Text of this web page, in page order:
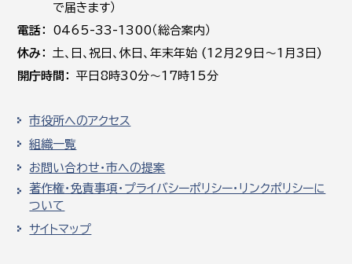
で届きます）
電話
0465-33-1300（総合案内）
休み
土､日､祝日、休日、年末年始 (12月29日～1月3日)
開庁時間
平日8時30分～17時15分
市役所へのアクセス
組織一覧
お問い合わせ・市への提案
著作権・免責事項・プライバシーポリシー・リンクポリシーに
ついて
サイトマップ